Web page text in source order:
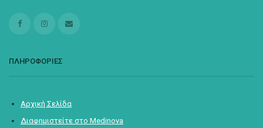
ΠΛΗΡΟΦΟΡΙΕΣ
Αρχική Σελίδα
Διαφημιστείτε στο Medinova